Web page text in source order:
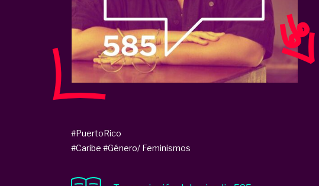
#PuertoRico
#Caribe #Género/ Feminismos